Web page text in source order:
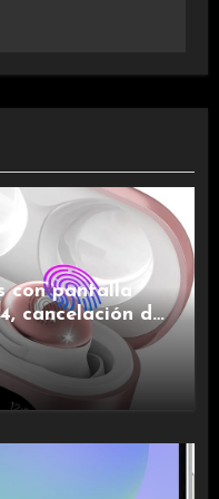
con pantalla
cancelación de
larga duración.